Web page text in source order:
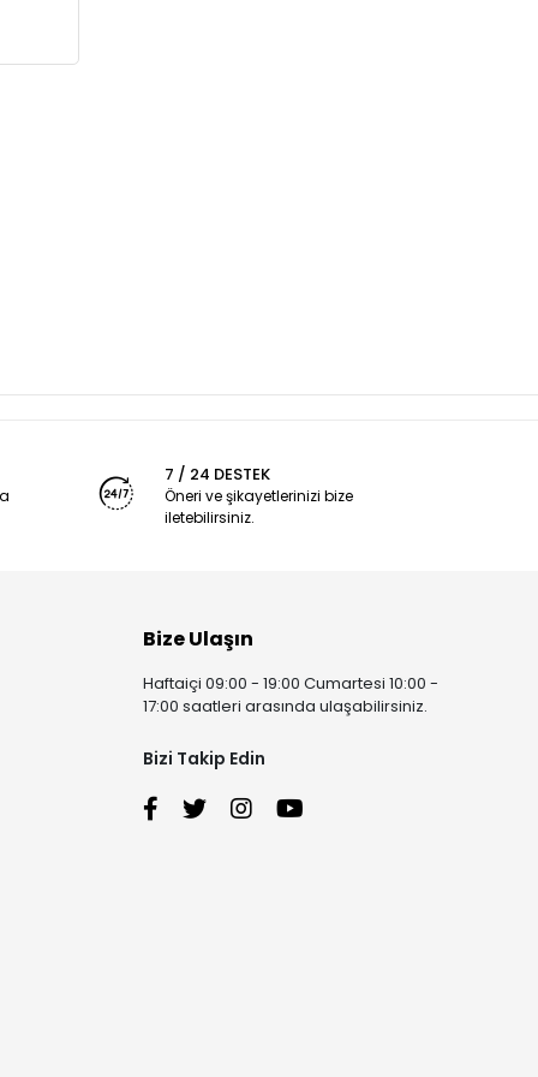
7 / 24 DESTEK
Öneri ve şikayetlerinizi bize
iletebilirsiniz.
Bize Ulaşın
Haftaiçi 09:00 - 19:00 Cumartesi 10:00 -
17:00 saatleri arasında ulaşabilirsiniz.
Bizi Takip Edin